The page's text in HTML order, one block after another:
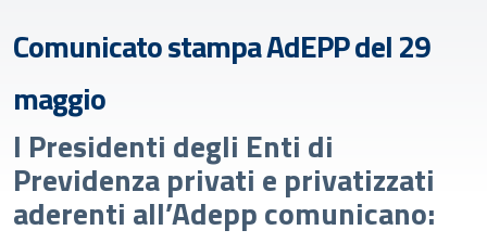
Comunicato stampa AdEPP del 29
maggio
I Presidenti degli Enti di
Previdenza privati e privatizzati
aderenti all’Adepp comunicano: